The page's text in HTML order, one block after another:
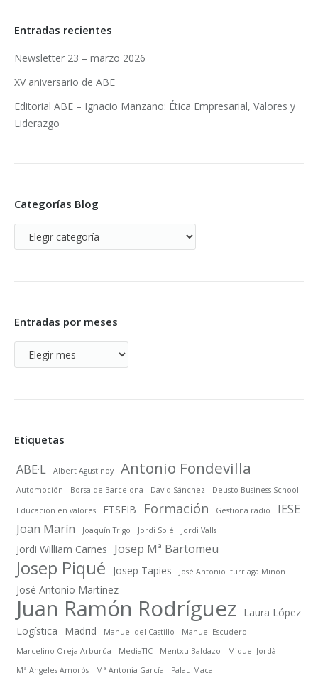
Entradas recientes
Newsletter 23 – marzo 2026
XV aniversario de ABE
Editorial ABE – Ignacio Manzano: Ética Empresarial, Valores y
Liderazgo
Categorías Blog
Categorías
Blog
Entradas por meses
Entradas
por
Etiquetas
ABE·L Albert Agustinoy Antonio Fondevilla
Automoción Borsa de Barcelona David Sánchez Deusto Business School
Educación en valores ETSEIB Formación Gestiona radio
IESE
Joan Marín
Joaquín Trigo Jordi Solé Jordi Valls
Jordi William Carnes Josep Mª Bartomeu
Josep Piqué Josep Tapies José Antonio Iturriaga Miñón
José Antonio Martínez
Juan Ramón Rodríguez
Laura López
Logística
Madrid Manuel del Castillo
Manuel Escudero
Marcelino Oreja Arburúa
MediaTIC Mentxu Baldazo
Miquel Jordà
Mª Angeles Amorós
Mª Antonia García Palau Maca